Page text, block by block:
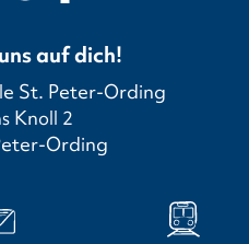
auf dich!
St. Peter-Ording
Knoll 2
Ording